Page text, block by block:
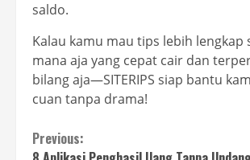
saldo.
Kalau kamu mau tips lebih lengkap
mana aja yang cepat cair dan
bilang aja—SITERIPS siap bantu
cuan tanpa drama!
Continue
Previous: